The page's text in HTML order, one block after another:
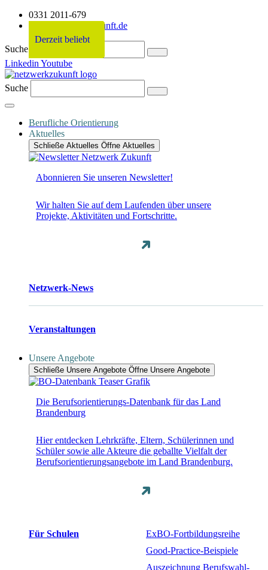
0331 2011-679
info@netzwerkzukunft.de
Suche
Linkedin Youtube
Suche
Berufliche Orientierung
Aktuelles
Schließe Aktuelles Öffne Aktuelles
Derzeit beliebt
Abonnieren Sie unseren Newsletter!
Wir halten Sie auf dem Laufenden über unsere
Projekte, Aktivitäten und Fortschritte.
Netzwerk-News
Veranstaltungen
Unsere Angebote
Schließe Unsere Angebote Öffne Unsere Angebote
Derzeit beliebt
Die Berufsorientierungs-Datenbank für das Land
Brandenburg
Hier entdecken Lehrkräfte, Eltern, Schülerinnen und
Schüler sowie alle Akteure die geballte Vielfalt der
Berufsorientierungsangebote im Land Brandenburg.
Für Schulen
ExBO-Fortbildungsreihe
Good-Practice-Beispiele
Auszeichnung Berufswahl-
Derzeit beliebt
Derzeit beliebt